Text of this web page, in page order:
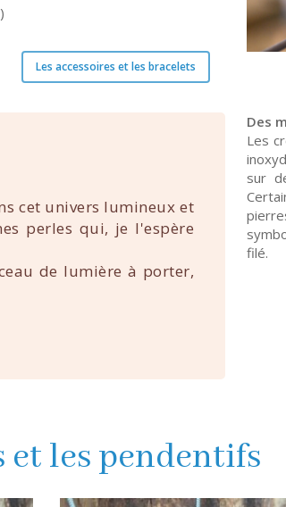
Les accessoires et les bracelets
cet univers lumineux et
perles qui, je l'espère
de lumière à porter,
Des
Les
sur
filé.
et les pendentifs